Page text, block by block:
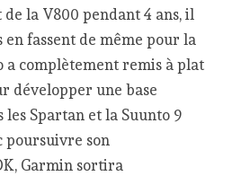
la V800 pendant 4 ans, il
en fassent de même pour la
a complètement remis à plat
développer une base
les Spartan et la Suunto 9
poursuivre son
Garmin sortira